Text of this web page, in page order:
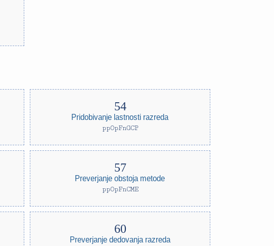
Pridobivanje lastnosti razreda
ppOpFnGCP
Preverjanje obstoja metode
ppOpFnCME
Preverjanje dedovanja razreda